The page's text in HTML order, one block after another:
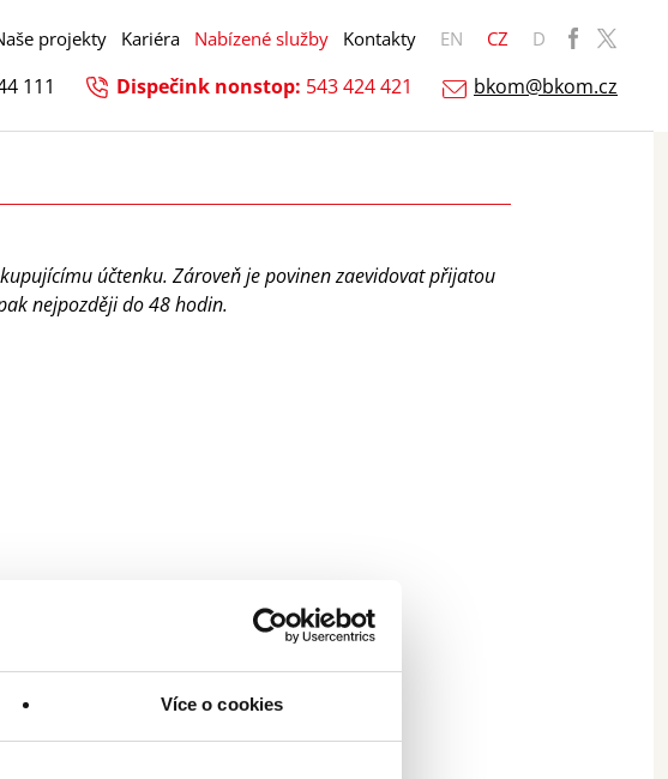
Více o cookies
projekty Kariéra Nabízené služby Kontakty EN CZ D
111 Dispečink nonstop: 543 424 421 bkom@bkom.cz
účtenku. Zároveň je povinen zaevidovat přijatou
nejpozději do 48 hodin.